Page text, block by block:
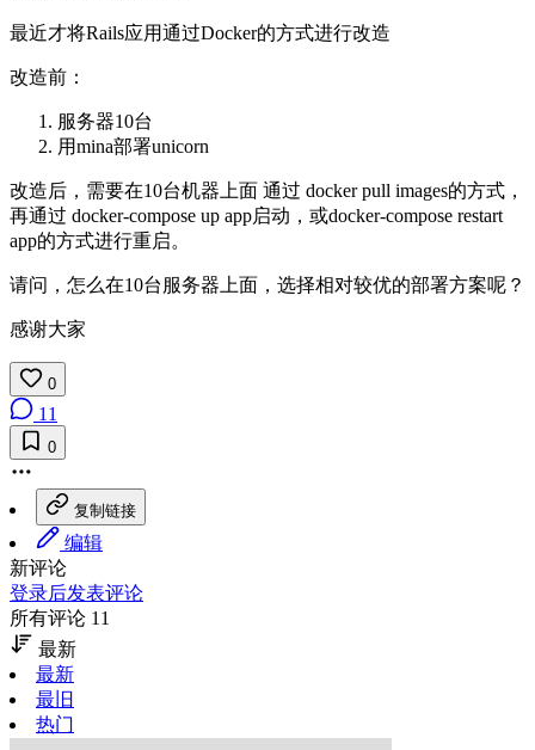
最近才将Rails应用通过Docker的方式进行改造
改造前：
服务器10台
用mina部署unicorn
改造后，需要在10台机器上面 通过 docker pull images的方式，
再通过 docker-compose up app启动，或docker-compose restart
app的方式进行重启。
请问，怎么在10台服务器上面，选择相对较优的部署方案呢？
感谢大家
0
11
0
复制链接
编辑
新评论
登录后发表评论
所有评论 11
最新
最新
最旧
热门